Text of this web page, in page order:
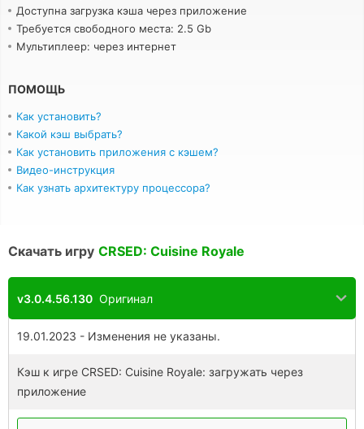
Доступна загрузка кэша через приложение
Требуется свободного места: 2.5 Gb
Мультиплеер: через интернет
ПОМОЩЬ
Как установить?
Какой кэш выбрать?
Как установить приложения с кэшем?
Видео-инструкция
Как узнать архитектуру процессора?
Скачать игру CRSED: Cuisine Royale
v3.0.4.56.130 Оригинал
19.01.2023 - Изменения не указаны.
Кэш к игре CRSED: Cuisine Royale: загружать через
приложение